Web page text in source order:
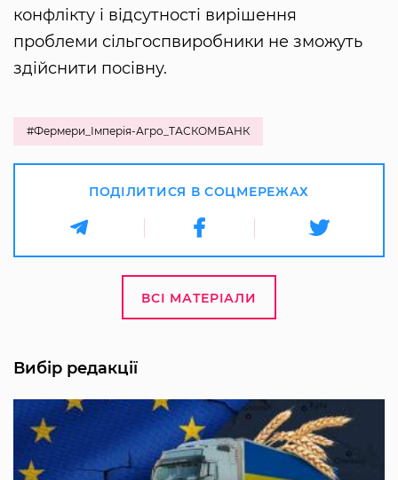
конфлікту і відсутності вирішення
проблеми сільгоспвиробники не зможуть
здійснити посівну.
#Фермери_Імперія-Агро_ТАСКОМБАНК
ПОДІЛИТИСЯ В СОЦМЕРЕЖАХ
ВСІ МАТЕРІАЛИ
Вибір редакції